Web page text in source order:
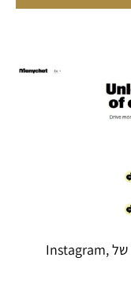
עם ManyChat אתם יכולים לבנות בוטים של Instagram,